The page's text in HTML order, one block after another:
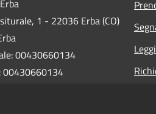
1 - 22036 Erba (CO)
00430660134
00430660134